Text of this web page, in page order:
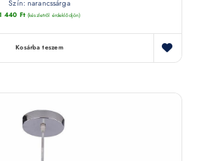
Szín: narancssárga
440 Ft (készletről érdeklődjön)
Kosárba teszem